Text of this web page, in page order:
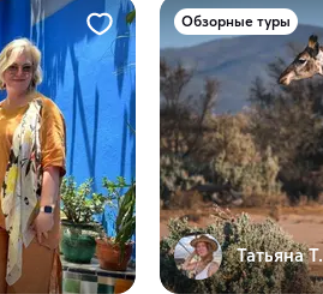
Обзорные туры
Татьяна Т.